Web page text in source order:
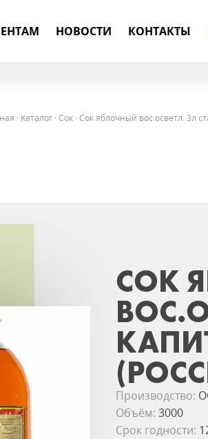
НОВОСТИ КОНТАКТЫ
· Каталог· Сок· Сок яблочный вос.осветл. 3л
СОК
Производство:
Объём:3000
Срок годности: